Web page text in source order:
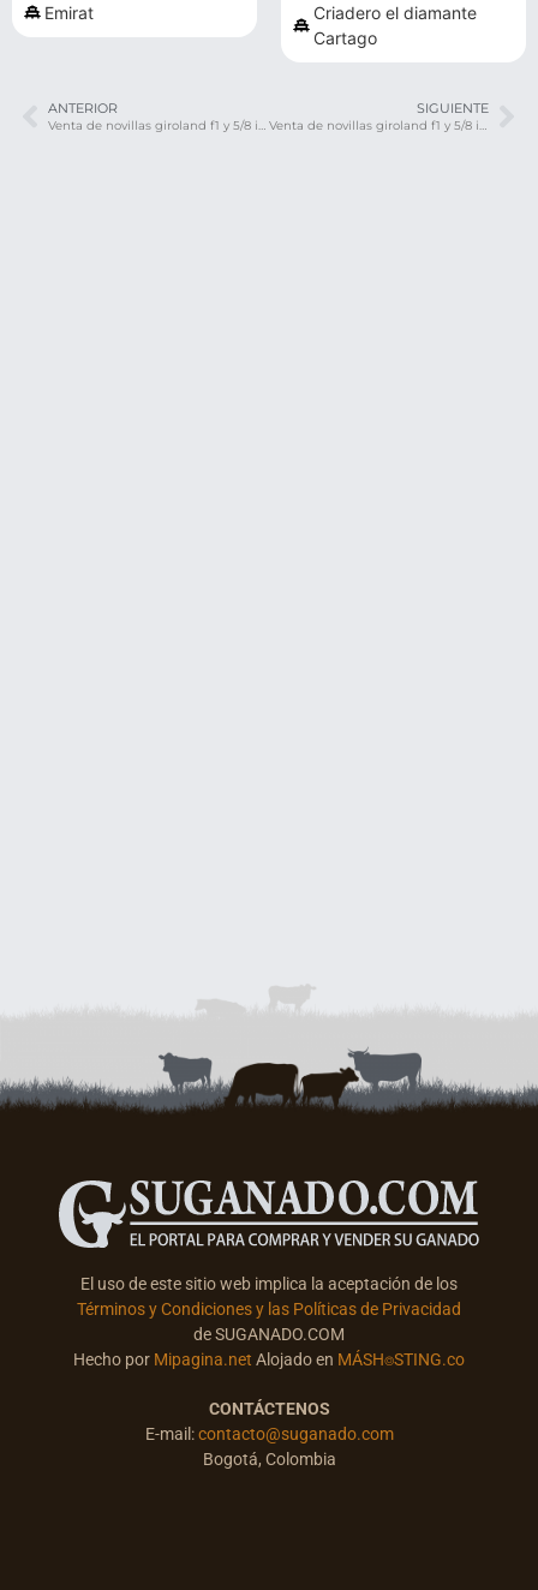
Emirat
Criadero el diamante
Cartago
ANTERIOR SIGUIENTE
El uso de este sitio web implica la aceptación de los
Términos y Condiciones y las Políticas de Privacidad
de SUGANADO.COM
Hecho por Mipagina.net Alojado en MÁSH⌾STING.co
CONTÁCTENOS
E-mail:contacto@suganado.com
Bogotá, Colombia